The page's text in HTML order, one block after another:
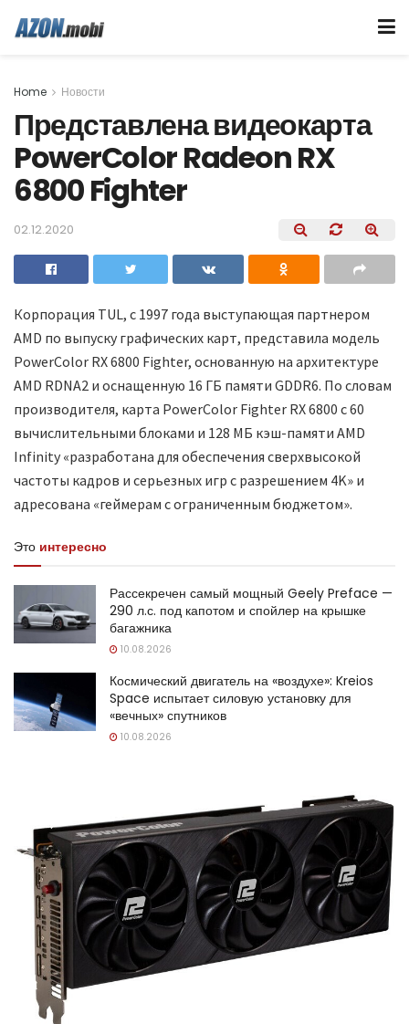
Home Новости
Представлена видеокарта
PowerColor Radeon RX
6800 Fighter
02.12.2020
Корпорация TUL, с 1997 года выступающая партнером
AMD по выпуску графических карт, представила модель
PowerColor RX 6800 Fighter, основанную на архитектуре
AMD RDNA2 и оснащенную 16 ГБ памяти GDDR6. По словам
производителя, карта PowerColor Fighter RX 6800 с 60
вычислительными блоками и 128 МБ кэш-памяти AMD
Infinity «разработана для обеспечения сверхвысокой
частоты кадров и серьезных игр с разрешением 4K» и
адресована «геймерам с ограниченным бюджетом».
Это интересно
Рассекречен самый мощный Geely Preface —
290 л.с. под капотом и спойлер на крышке
багажника
10.08.2026
Космический двигатель на «воздухе»: Kreios
Space испытает силовую установку для
«вечных» спутников
10.08.2026